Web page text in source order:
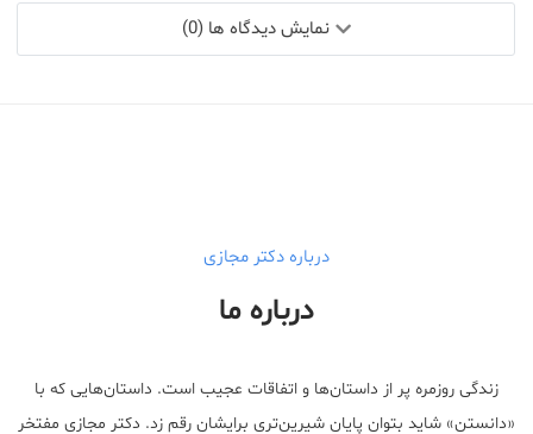
نمایش دیدگاه ها (0)
درباره دکتر مجازی
درباره ما
زندگی روزمره پر از داستان‌ها و اتفاقات عجیب است. داستان‌هایی که با
«دانستن» شاید بتوان پایان شیرین‌تری برایشان رقم زد. دکتر مجازی مفتخر